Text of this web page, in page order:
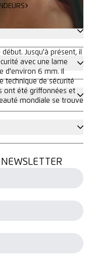
Jusqu'à présent, il
avec une lame
d'environ 6 mm. Il
technique de sécurité
ont été griffonnées et
mondiale se trouve